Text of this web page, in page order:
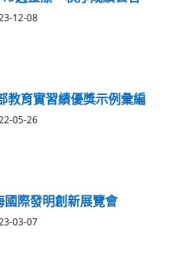
12-08
教育實習績優獎示例彙編
05-26
際發明創新展覽會
03-07